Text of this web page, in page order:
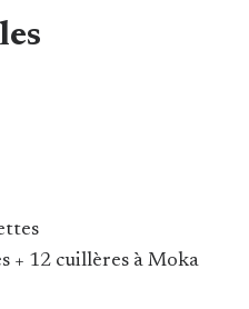
+ 12 cuillères à Moka